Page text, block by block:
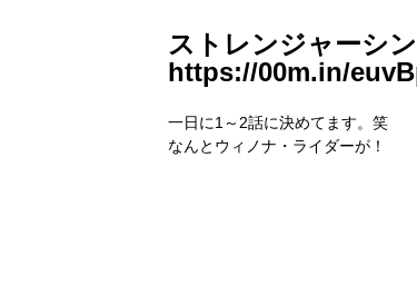
ストレンジャーシ
https://00m.in/
一日に1～2話に決めてます。笑
なんとウィノナ・ライダーが！